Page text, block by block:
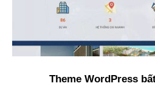
Theme WordPress